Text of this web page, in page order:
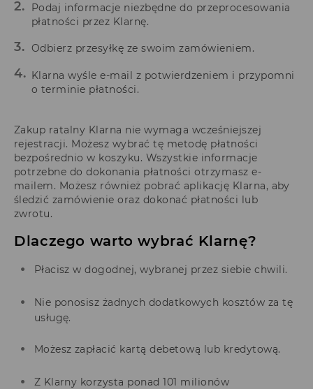
Podaj informacje niezbędne do przeprocesowania
płatności przez Klarnę.
Odbierz przesyłkę ze swoim zamówieniem.
Klarna wyśle e-mail z potwierdzeniem i przypomni
o terminie płatności.
Zakup ratalny Klarna nie wymaga wcześniejszej
rejestracji. Możesz wybrać tę metodę płatności
bezpośrednio w koszyku. Wszystkie informacje
potrzebne do dokonania płatności otrzymasz e-
mailem. Możesz również pobrać aplikację Klarna, aby
śledzić zamówienie oraz dokonać płatności lub
zwrotu.
Dlaczego warto wybrać Klarnę?
Płacisz w dogodnej, wybranej przez siebie chwili.
Nie ponosisz żadnych dodatkowych kosztów za tę
usługę.
Możesz zapłacić kartą debetową lub kredytową.
Z Klarny korzysta ponad 101 milionów